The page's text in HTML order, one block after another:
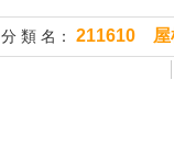
分 類 名： 211610 屋